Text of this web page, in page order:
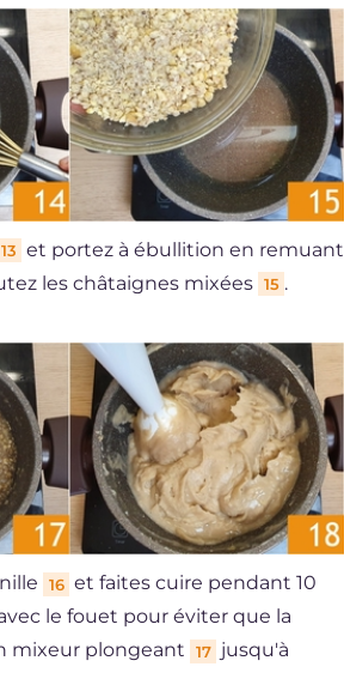
13 et portez à ébullition en remuant
les châtaignes mixées 15 .
16 et faites cuire pendant 10
le fouet pour éviter que la
mixeur plongeant
17 jusqu'à